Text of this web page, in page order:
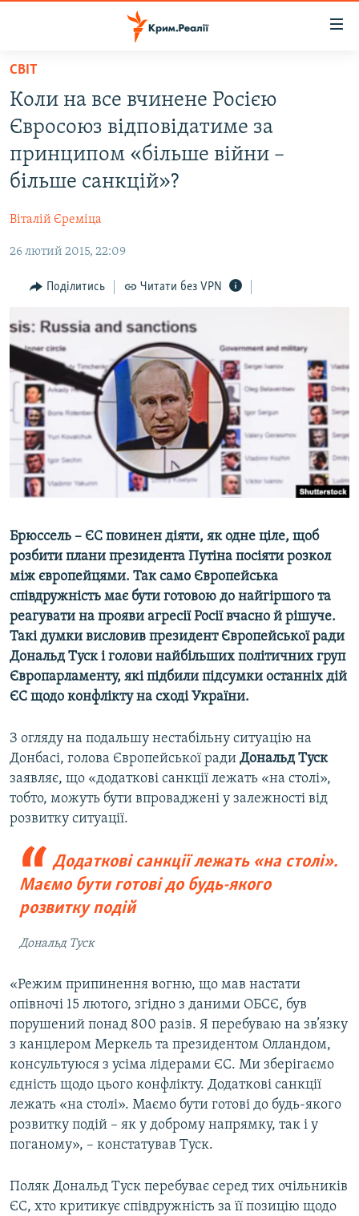
Перейти
основного
матеріалу
Перейти
до
основної
Перейти
до
ВІДЕО ТА ФОТО
ПОЛІТИКА
ПОГЛЯД
ІНТЕРВ'Ю
ВСЕ ЗА ДЕНЬ
СПЕЦПРОЕКТИ
ДЕПОРТАЦІЯ
ВІДЕОУРОКИ «ELIFBE»
СВІДЧЕННЯ ОКУПАЦІЇ
УКРАЇНСЬКА ПРОБЛЕМА КРИМУ
ІНФОГРАФІКА
ЯК ОБІЙТИ БЛОКУВАННЯ
Русский
Qırımtatar
ДОЛУЧАЙСЯ!
Усі сайти RFE/RL
СВІТ
Коли на все вчинене Росією
Євросоюз відповідатиме за
принципом «більше війни –
більше санкцій»?
Віталій Єреміца
26 лютий 2015, 22:09
Поділитись Читати без VPN
Брюссель – ЄС повинен діяти, як одне ціле, щоб
розбити плани президента Путіна посіяти розкол
між європейцями. Так само Європейська
співдружність має бути готовою до найгіршого та
реагувати на прояви агресії Росії вчасно й рішуче.
Такі думки висловив президент Європейської ради
Дональд Туск і голови найбільших політичних груп
Європарламенту, які підбили підсумки останніх дій
ЄС щодо конфлікту на сході України.
З огляду на подальшу нестабільну ситуацію на
Донбасі, голова Європейської ради Дональд Туск
заявляє, що «додаткові санкції лежать «на столі»,
тобто, можуть бути впроваджені у залежності від
розвитку ситуації.
Додаткові санкції лежать «на столі».
Маємо бути готові до будь-якого
розвитку подій
Дональд Туск
«Режим припинення вогню, що мав настати
опівночі 15 лютого, згідно з даними ОБСЄ, був
порушений понад 800 разів. Я перебуваю на зв’язку
з канцлером Меркель та президентом Олландом,
консультуюся з усіма лідерами ЄС. Ми зберігаємо
єдність щодо цього конфлікту. Додаткові санкції
лежать «на столі». Маємо бути готові до будь-якого
розвитку подій – як у доброму напрямку, так і у
поганому», – констатував Туск.
Поляк Дональд Туск перебуває серед тих очільників
ЄС, хто критикує співдружність за її позицію щодо